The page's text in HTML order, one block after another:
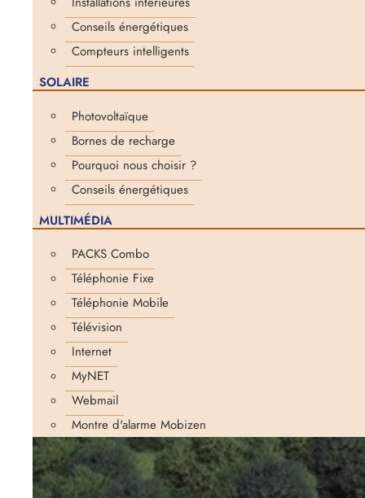
Conseils énergétiques
Compteurs intelligents
SOLAIRE
Photovoltaïque
Bornes de recharge
Pourquoi nous choisir ?
Conseils énergétiques
MULTIMÉDIA
PACKS Combo
Téléphonie Fixe
Téléphonie Mobile
Télévision
Internet
MyNET
Webmail
Montre d'alarme Mobizen